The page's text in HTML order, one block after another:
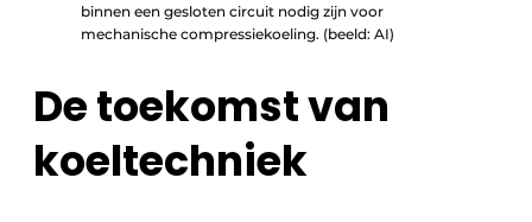
binnen een gesloten circuit nodig zijn voor
mechanische compressiekoeling. (beeld: AI)
De toekomst van
koeltechniek